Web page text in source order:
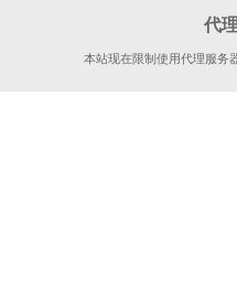
代
本站现在限制使用代理服务